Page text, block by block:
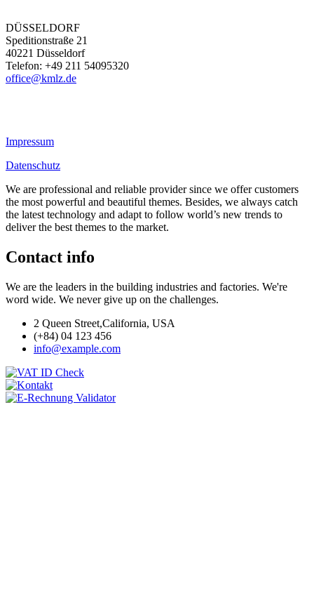
DÜSSELDORF
Speditionstraße 21
40221 Düsseldorf
Telefon: +49 211 54095320
office@kmlz.de
Impressum
Datenschutz
We are professional and reliable provider since we offer customers
the most powerful and beautiful themes. Besides, we always catch
the latest technology and adapt to follow world’s new trends to
deliver the best themes to the market.
Contact info
We are the leaders in the building industries and factories. We're
word wide. We never give up on the challenges.
2 Queen Street,California, USA
(+84) 04 123 456
info@example.com